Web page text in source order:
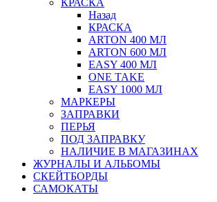
КРАСКА
Назад
КРАСКА
ARTON 400 МЛ
ARTON 600 МЛ
EASY 400 МЛ
ONE TAKE
EASY 1000 МЛ
МАРКЕРЫ
ЗАПРАВКИ
ПЕРЬЯ
ПОД ЗАПРАВКУ
НАЛИЧИЕ В МАГАЗИНАХ
ЖУРНАЛЫ И АЛЬБОМЫ
СКЕЙТБОРДЫ
САМОКАТЫ